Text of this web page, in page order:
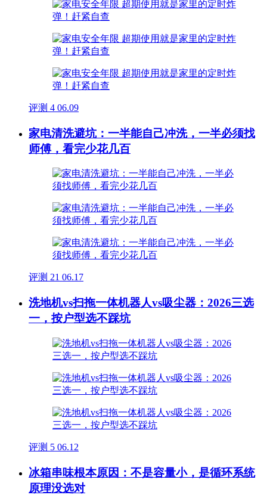
评测 4 06.09
家电清洗避坑：一半能自己冲洗，一半必须找
师傅，看完少花几百
评测 21 06.17
洗地机vs扫拖一体机器人vs吸尘器：2026三选
一，按户型选不踩坑
评测 5 06.12
冰箱串味根本原因：不是容量小，是循环系统
原理没选对